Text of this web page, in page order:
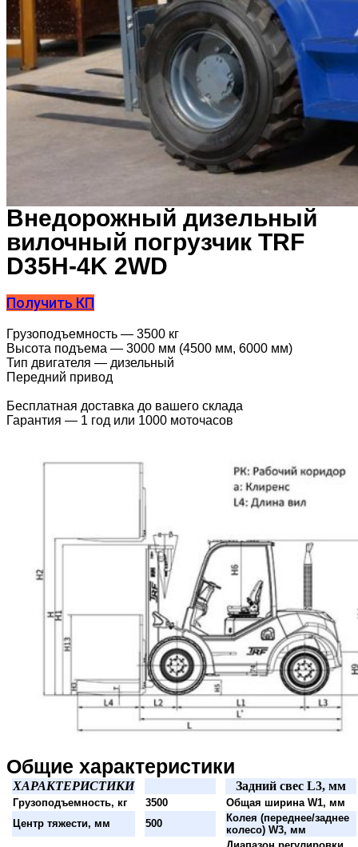
Внедорожный дизельный
вилочный погрузчик TRF
D35H-4K 2WD
Получить КП
Грузоподъемность — 3500 кг
Высота подъема — 3000 мм (4500 мм, 6000 мм)
Тип двигателя — дизельный
Передний привод
Бесплатная доставка до вашего склада
Гарантия — 1 год или 1000 моточасов
Общие характеристики
ХАРАКТЕРИСТИКИ Задний свес L3, мм
Грузоподъемность, кг 3500
Общая ширина W1, мм
Центр тяжести, мм
500
Колея (переднее/заднее
колесо) W3, мм